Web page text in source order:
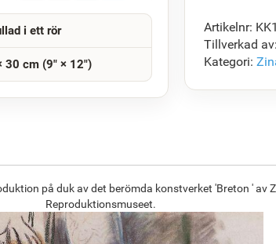
i ett rör
30 cm (9" × 12")
1 375.18kr
Artikelnr:
Tillverkad av:
Kategori:
på duk av det berömda konstverket 'Breton ' av
Reproduktionsmuseet.